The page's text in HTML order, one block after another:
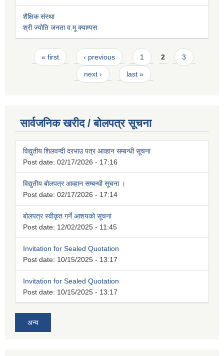
शैक्षिक संस्था
श्री ज्योति जनता व.मू क्याम्पस
Pages
« first ‹ previous 1 2 3
next › last »
सार्वजनिक खरीद / बोलपत्र सूचना
विद्युतीय शिलवन्दी दरभाउ पत्र आव्हान सम्बन्धी सूचना
Post date: 02/17/2026 - 17:16
विद्युतीय बोलपत्र आव्हान सम्बन्धी सूचना ।
Post date: 02/17/2026 - 17:14
बोलपत्र स्वीकृत गर्ने आशयको सूचना
Post date: 12/02/2025 - 11:45
Invitation for Sealed Quotation
Post date: 10/15/2025 - 13:17
Invitation for Sealed Quotation
Post date: 10/15/2025 - 13:17
अन्य